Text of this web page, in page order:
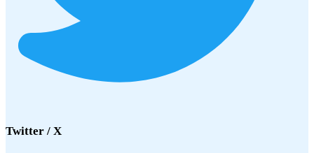
Twitter / X